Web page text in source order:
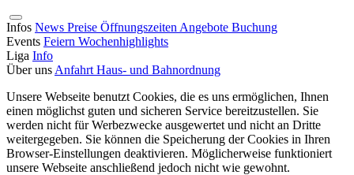
Infos News Preise Öffnungszeiten Angebote Buchung
Events Feiern Wochenhighlights
Liga Info
Über uns Anfahrt Haus- und Bahnordnung
Unsere Webseite benutzt Cookies, die es uns ermöglichen, Ihnen
einen möglichst guten und sicheren Service bereitzustellen. Sie
werden nicht für Werbezwecke ausgewertet und nicht an Dritte
weitergegeben. Sie können die Speicherung der Cookies in Ihren
Browser-Einstellungen deaktivieren. Möglicherweise funktioniert
unsere Webseite anschließend jedoch nicht wie gewohnt.